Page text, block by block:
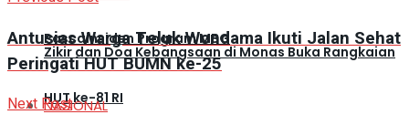
Zikir dan Doa Kebangsaan di Monas Buka Rangkaian
HUT ke-81 RI
Pascainsiden Program MBG
NASIONAL
Antusias Warga Teluk Wondama Ikuti Jalan Sehat
Peringati HUT BUMN ke-25
Next Post